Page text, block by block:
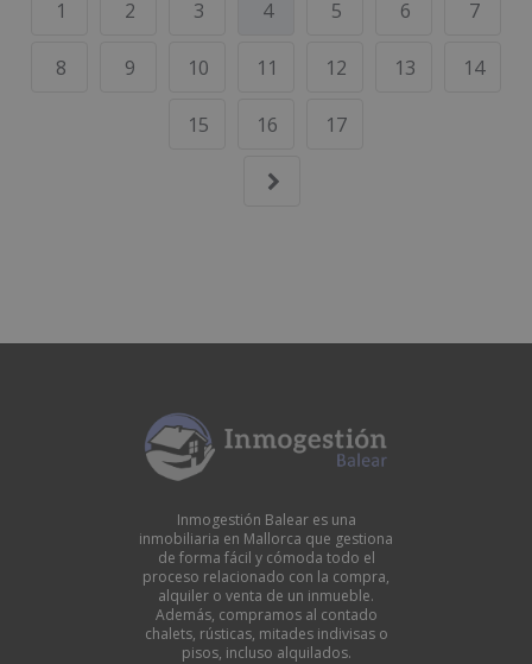
1 2 3 4 5 6 7
8 9 10 11 12 13 14
15 16 17
Inmogestión Balear es una
inmobiliaria en Mallorca que gestiona
de forma fácil y cómoda todo el
proceso relacionado con la compra,
alquiler o venta de un inmueble.
Además, compramos al contado
chalets, rústicas, mitades indivisas o
pisos, incluso alquilados.